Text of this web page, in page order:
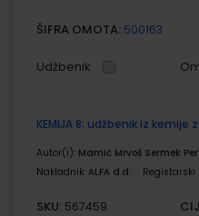
ŠIFRA OMOTA: 500163
Udžbenik
KEMIJA 8; udžbenik iz
Autor(i): Mamić Mrvoš Sermek
Nakladnik: ALFA d.d.
SKU: 567459